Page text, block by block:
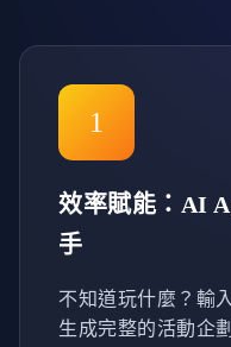
1
效率賦能：AI
手
不知道玩什麼？輸
生成完整的活動企